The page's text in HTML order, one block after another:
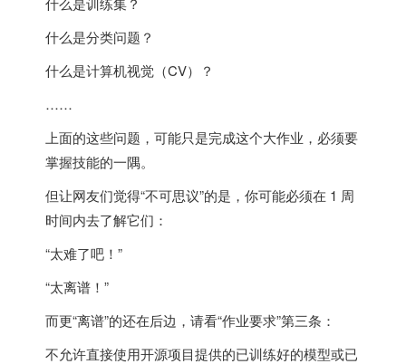
什么是分类问题？
什么是计算机视觉（CV）？
……
上面的这些问题， 可能只是完成这个大作业，必须要
掌握技能的一隅。
但让网友们觉得“不可思议”的是， 你可能必须在 1 周
时间内去了解它们 ：
“太难了吧！”
“太离谱！”
而更“离谱”的还在后边，请看“作业要求”第三条：
不允许直接使用开源项目提供的已训练好的模型或已